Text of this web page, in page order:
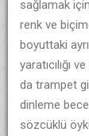
sağlamak
renk ve
boyuttaki
yaratıcılığı
da trampet
dinleme
sözcüklü